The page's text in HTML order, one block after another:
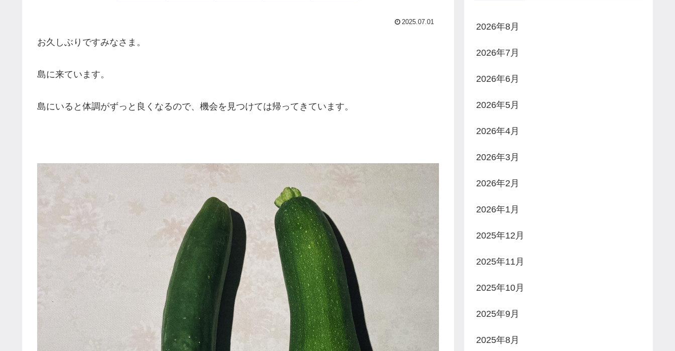
2025.07.01
お久しぶりですみなさま。
島に来ています。
島にいると体調がずっと良くなるので、機会を見つけては帰ってきています。
2026年8月
2026年7月
2026年6月
2026年5月
2026年4月
2026年3月
2026年2月
2026年1月
2025年12月
2025年11月
2025年10月
2025年9月
2025年8月